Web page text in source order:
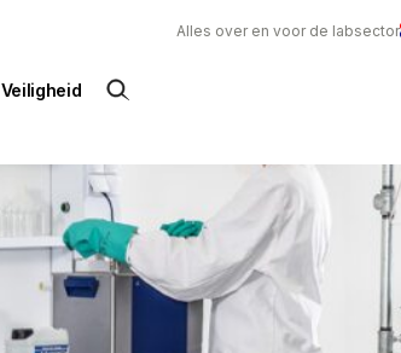
Alles over en voor de labsector
Veiligheid